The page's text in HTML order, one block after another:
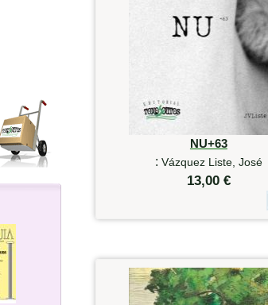
NU+63
: Vázquez Liste, José
13,00 €